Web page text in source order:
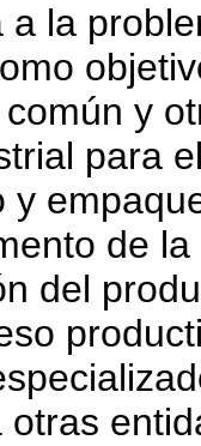
a la
y
para
y
de
del